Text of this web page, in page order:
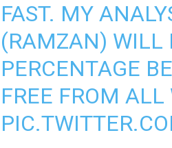
FAST. MY
(RAMZAN) WILL
PERCENTAGE
FREE FROM